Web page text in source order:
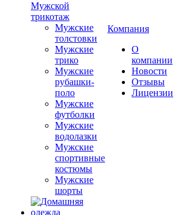
Мужской
трикотаж
Мужские
толстовки
Мужские
трико
Мужские
рубашки-
поло
Мужские
футболки
Мужские
водолазки
Мужские
спортивные
костюмы
Мужские
шорты
Компания
О
компании
Новости
Отзывы
Лицензии